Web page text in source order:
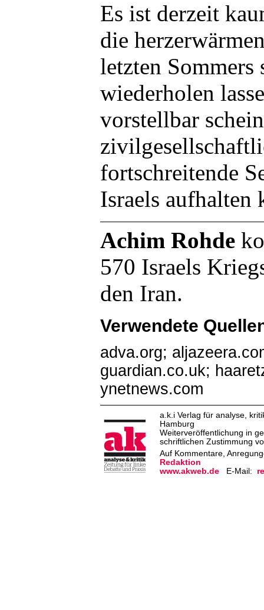
Es ist derzeit
die
letzten Sommers
wiederholen
vorstellbar
fortschreitende
Israels aufhalten
Achim Rohde
570 Israels
den Iran.
Verwendete
adva.org;
guardian.co.uk;
ynetnews.com
a.k.i Verlag für analyse,
Hamburg
Weiterveröffentlichung in
schriftlichen Zustimmung
Auf Kommentare,
Redaktion
www.akweb.de E-Mail: